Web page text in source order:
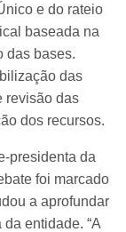
e do rateio
baseada na
das bases.
das
revisão das
dos recursos.
presidenta da
foi marcado
a aprofundar
entidade. “A